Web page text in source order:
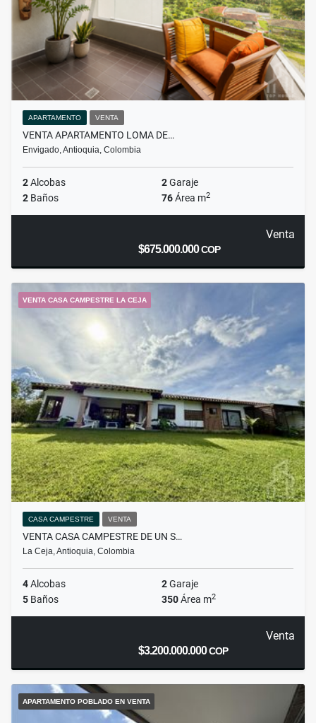
APARTAMENTO VENTA
VENTA APARTAMENTO LOMA DE…
Envigado, Antioquia, Colombia
2Alcobas 2Garaje
2 Baños 76Área m2
Venta
$675.000.000COP
VENTA CASA CAMPESTRE LA CEJA
CASA CAMPESTRE VENTA
VENTA CASA CAMPESTRE DE UN S…
La Ceja, Antioquia, Colombia
4Alcobas 2Garaje
5 Baños 350Área m2
Venta
$3.200.000.000COP
APARTAMENTO POBLADO EN VENTA